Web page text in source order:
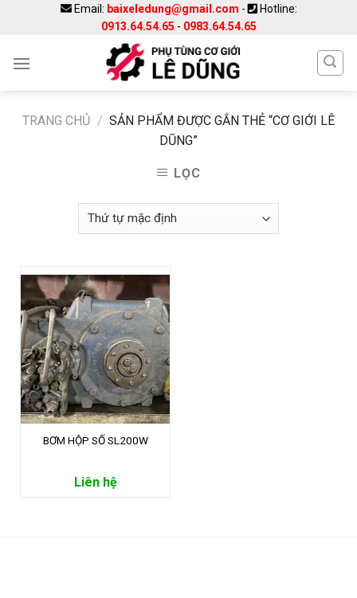
Email: baixeledung@gmail.com -
Hotline:
0913.64.54.65 - 0983.64.54.65
TRANG CHỦ / SẢN PHẨM ĐƯỢC GẮN THẺ “CƠ GIỚI LÊ
DŨNG”
LỌC
BƠM HỘP SỐ SL200W
Liên hệ